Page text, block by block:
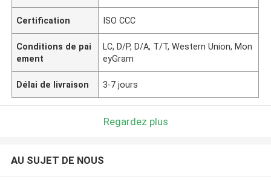
Certification ISO CCC
Conditions de pai
ement
LC, D/P, D/A, T/T, Western Union, Mon
eyGram
Délai de livraison 3-7 jours
Regardez plus
AU SUJET DE NOUS